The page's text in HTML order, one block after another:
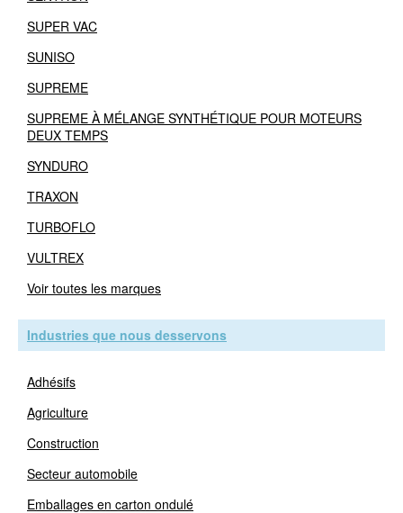
SUPER VAC
SUNISO
SUPREME
SUPREME À MÉLANGE SYNTHÉTIQUE POUR MOTEURS
DEUX TEMPS
SYNDURO
TRAXON
TURBOFLO
VULTREX
Voir toutes les marques
Industries que nous desservons
Adhésifs
Agriculture
Construction
Secteur automobile
Emballages en carton ondulé